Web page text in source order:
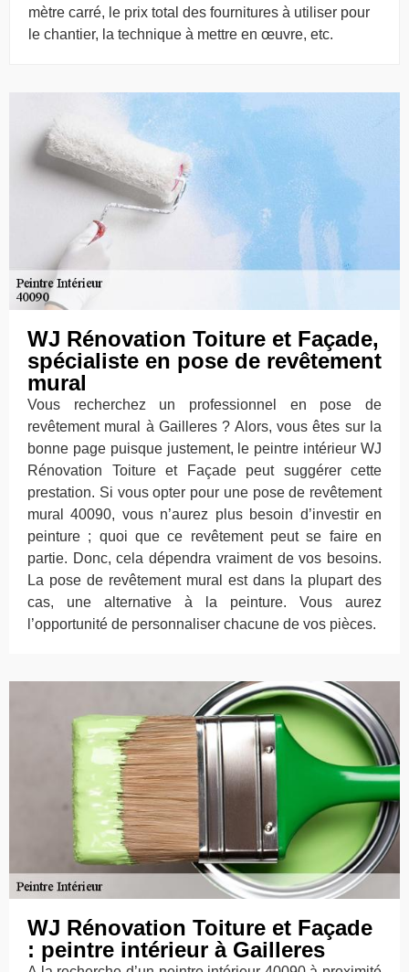
mètre carré, le prix total des fournitures à utiliser pour
le chantier, la technique à mettre en œuvre, etc.
WJ Rénovation Toiture et Façade,
spécialiste en pose de revêtement
mural
Vous recherchez un professionnel en pose de
revêtement mural à Gailleres ? Alors, vous êtes sur la
bonne page puisque justement, le peintre intérieur WJ
Rénovation Toiture et Façade peut suggérer cette
prestation. Si vous opter pour une pose de revêtement
mural 40090, vous n’aurez plus besoin d’investir en
peinture ; quoi que ce revêtement peut se faire en
partie. Donc, cela dépendra vraiment de vos besoins.
La pose de revêtement mural est dans la plupart des
cas, une alternative à la peinture. Vous aurez
l’opportunité de personnaliser chacune de vos pièces.
WJ Rénovation Toiture et Façade
: peintre intérieur à Gailleres